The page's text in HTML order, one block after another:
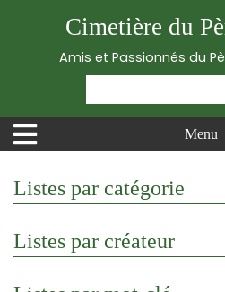
Cimetière du
Amis et Passionnés du
Menu
Listes par catégorie
Listes par créateur